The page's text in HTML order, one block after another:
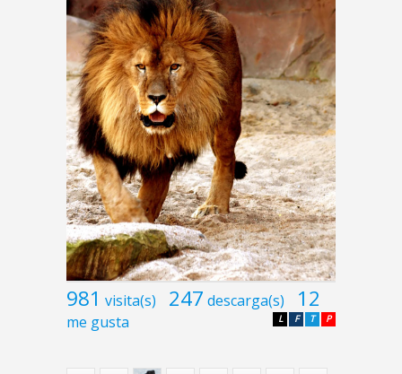
981 visita(s) 247 descarga(s) 12
me gusta P
T
F
L